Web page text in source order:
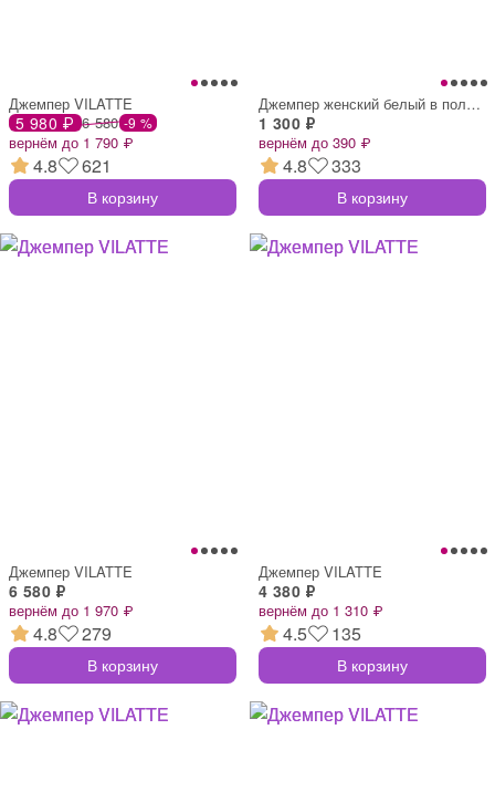
Джемпер VILATTE
5 980 ₽ 6 580 -9 %
вернём до 1 790 ₽
4.8 621
В корзину
Джемпер женский белый в полоску
1 300 ₽
вернём до 390 ₽
4.8 333
В корзину
Джемпер VILATTE
6 580 ₽
вернём до 1 970 ₽
4.8 279
В корзину
Джемпер VILATTE
4 380 ₽
вернём до 1 310 ₽
4.5 135
В корзину